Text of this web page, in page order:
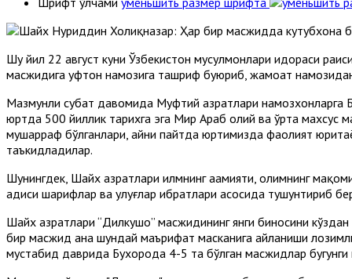
Шу йил 22 август куни Ўзбекистон мусулмонлари идораси
масжидига ҳуфтон намозига ташриф буюриб, жамоат
Мазмунли суҳбат давомида Муфтий ҳазратлари
юртда 500 йиллик тарихга эга Мир Араб олий ва ўрта махсус
мушарраф бўлганлари, айни пайтда юртимизда фаолият
таъкидладилар.
Шунингдек, Шайх ҳазратлари илмнинг аҳамияти, олимнинг
ҳадиси шарифлар ва улуғлар ибратлари асосида тушунтириб
Шайх ҳазратлари “Дилкушо” масжидининг янги биносини
бир масжид ана шундай маърифат масканига айланиши
мустабид даврида Бухорода 4-5 та бўлган масжидлар